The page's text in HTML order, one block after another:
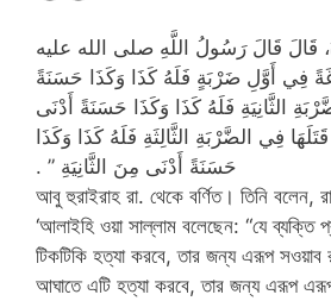
قَالَ قَالَ رَسُولُ اللَّهِ صلى الله عليه
فِي أَوَّلِ ضَرْبَةٍ فَلَهُ كَذَا وَكَذَا حَسَنَةً
الثَّانِيَةِ فَلَهُ كَذَا وَكَذَا حَسَنَةً أَدْنَى
فِي الضَّرْبَةِ الثَّالِثَةِ فَلَهُ كَذَا وَكَذَا
حَسَنَةً أَدْنَى مِنَ الثَّانِيَةِ ‏”‏ ‏.‏
আবু হুরাইরাহ রা. থেকে বর্ণিত। তিনি বলেন,
‘আলাইহি ওয়া সাল্লাম বলেছেন: “যে ব্যক্তি
টিকটিকি হত্যা করবে, তার জন্য এরূপ সওয়াব
আঘাতে এটি হত্যা করবে, তার জন্য এরূপ